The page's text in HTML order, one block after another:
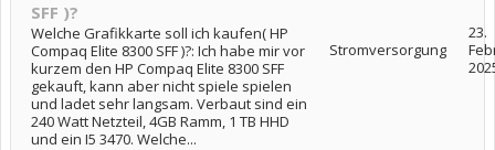
SFF )?
Welche Grafikkarte soll ich kaufen( HP
Compaq Elite 8300 SFF )?: Ich habe mir vor
kurzem den HP Compaq Elite 8300 SFF
gekauft, kann aber nicht spiele spielen
und ladet sehr langsam. Verbaut sind ein
240 Watt Netzteil, 4GB Ramm, 1 TB HHD
und ein I5 3470. Welche...
Stromversorgung
23.